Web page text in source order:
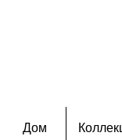
Дом